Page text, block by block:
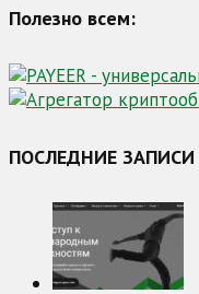
Полезно всем:
ПОСЛЕДНИЕ ЗАПИСИ